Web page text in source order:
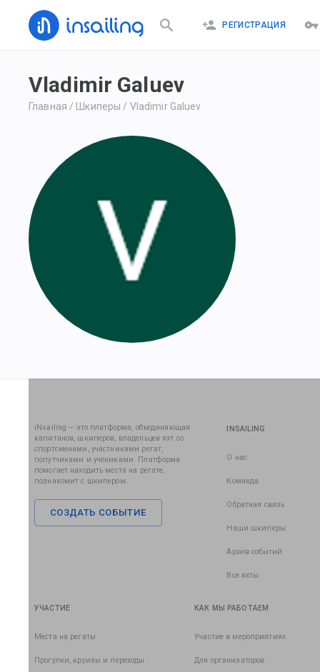
РЕГИСТРАЦИЯ
Vladimir Galuev
Главная / Шкиперы / Vladimir Galuev
iNsailing – это платформа, объединяющая
капитанов, шкиперов, владельцев яхт со
спортсменами, участниками регат,
попутчиками и учениками. Платформа
помогает находить места на регате,
познакомит с шкипером.
СОЗДАТЬ СОБЫТИЕ
INSAILING
О нас
Команда
Обратная связь
Наши шкиперы
Архив событий
Все яхты
УЧАСТИЕ
Места на регаты
Прогулки, круизы и переходы
КАК МЫ РАБОТАЕМ
Участие в мероприятиях
Для организаторов